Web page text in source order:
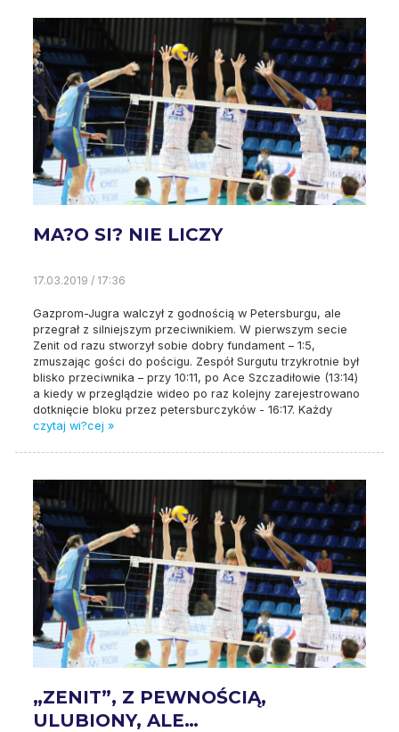
MA?O SI? NIE LICZY
17.03.2019 / 17:36
Gazprom-Jugra walczył z godnością w Petersburgu, ale
przegrał z silniejszym przeciwnikiem. W pierwszym secie
Zenit od razu stworzył sobie dobry fundament – 1:5,
zmuszając gości do pościgu. Zespół Surgutu trzykrotnie był
blisko przeciwnika – przy 10:11, po Ace Szczadiłowie (13:14)
a kiedy w przeglądzie wideo po raz kolejny zarejestrowano
dotknięcie bloku przez petersburczyków - 16:17. Każdy
czytaj wi?cej »
„ZENIT”, Z PEWNOŚCIĄ,
ULUBIONY, ALE…